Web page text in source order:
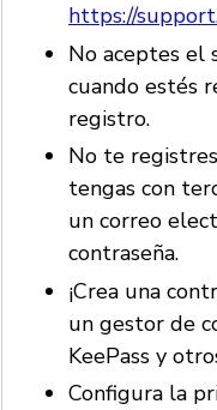
https://
No aceptes el
cuando estés
registro.
No te
tengas con
un correo
contraseña.
¡Crea una
un gestor de
KeePass y
Configura la